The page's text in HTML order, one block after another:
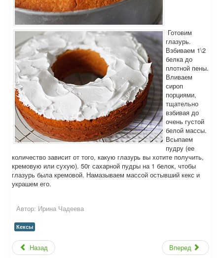
Готовим
глазурь.
Взбиваем 1\2
белка до
плотной пены.
Вливаем
сироп
порциями,
тщательно
взбивая до
очень густой
белой массы.
Всыпаем
пудру (ее
количество зависит от того, какую глазурь вы хотите получить,
кремовую или сухую). 50г сахарной пудры на 1 белок, чтобы
глазурь была кремовой. Намазываем массой остывший кекс и
украшем его.
Автор: Ирина Чадеева
Кексы
Назад Вперед